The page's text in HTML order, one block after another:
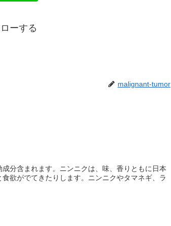
ーする
malignant-tumor
分含まれます。ニンニクは、味、香りともに日本
欲がでてきたりします。ニンニクやタマネギ、ラ